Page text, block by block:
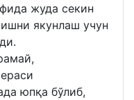
жуда секин
якунлаш учун
юпқа бўлиб,